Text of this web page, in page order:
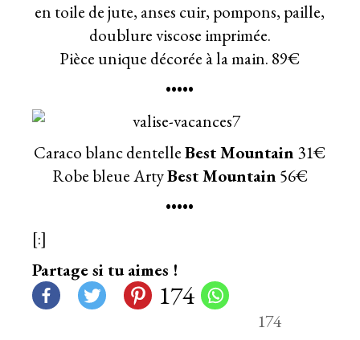
en toile de jute, anses cuir, pompons, paille,
doublure viscose imprimée.
Pièce unique décorée à la main. 89€
•••••
Caraco blanc dentelleBest Mountain 31€
Robe bleue ArtyBest Mountain 56€
•••••
[:]
Partage si tu aimes !
174
174